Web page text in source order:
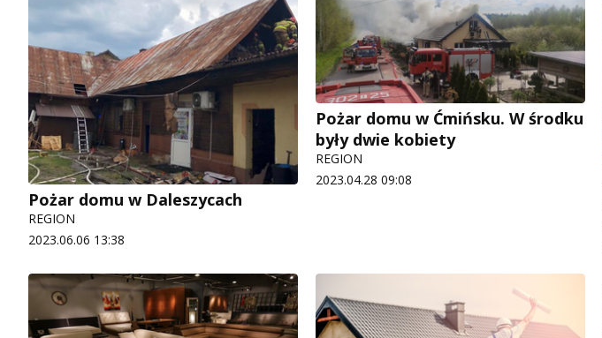
Pożar domu w Daleszycach
REGION
2023.06.06 13:38
Pożar domu w Ćmińsku. W środku
były dwie kobiety
REGION
2023.04.28 09:08